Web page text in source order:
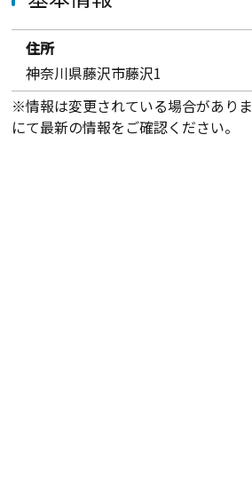
住所
神奈川県藤沢市藤沢1
※情報は変更されている場合があり
にて最新の情報をご確認ください。